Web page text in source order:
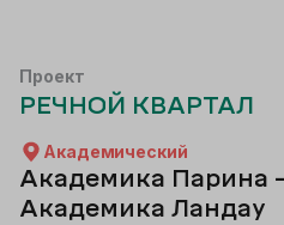
Проект
РЕЧНОЙ КВАРТАЛ
Академический
Академика
Академика Ландау